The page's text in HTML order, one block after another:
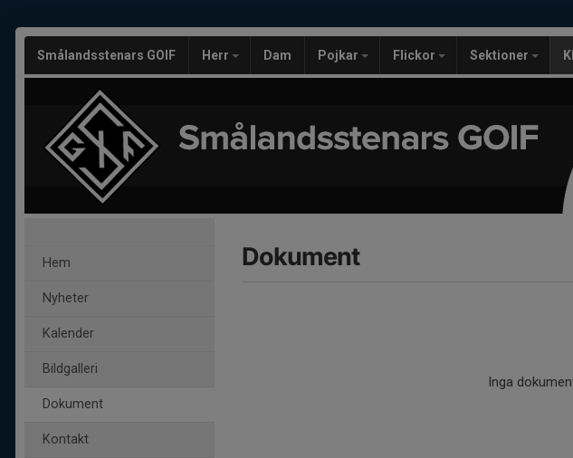
Smålandsstenars GOIF Herr Dam Pojkar Flickor Sektioner
Hem
Nyheter
Kalender
Bildgalleri
Dokument
Kontakt
Dokument
Inga